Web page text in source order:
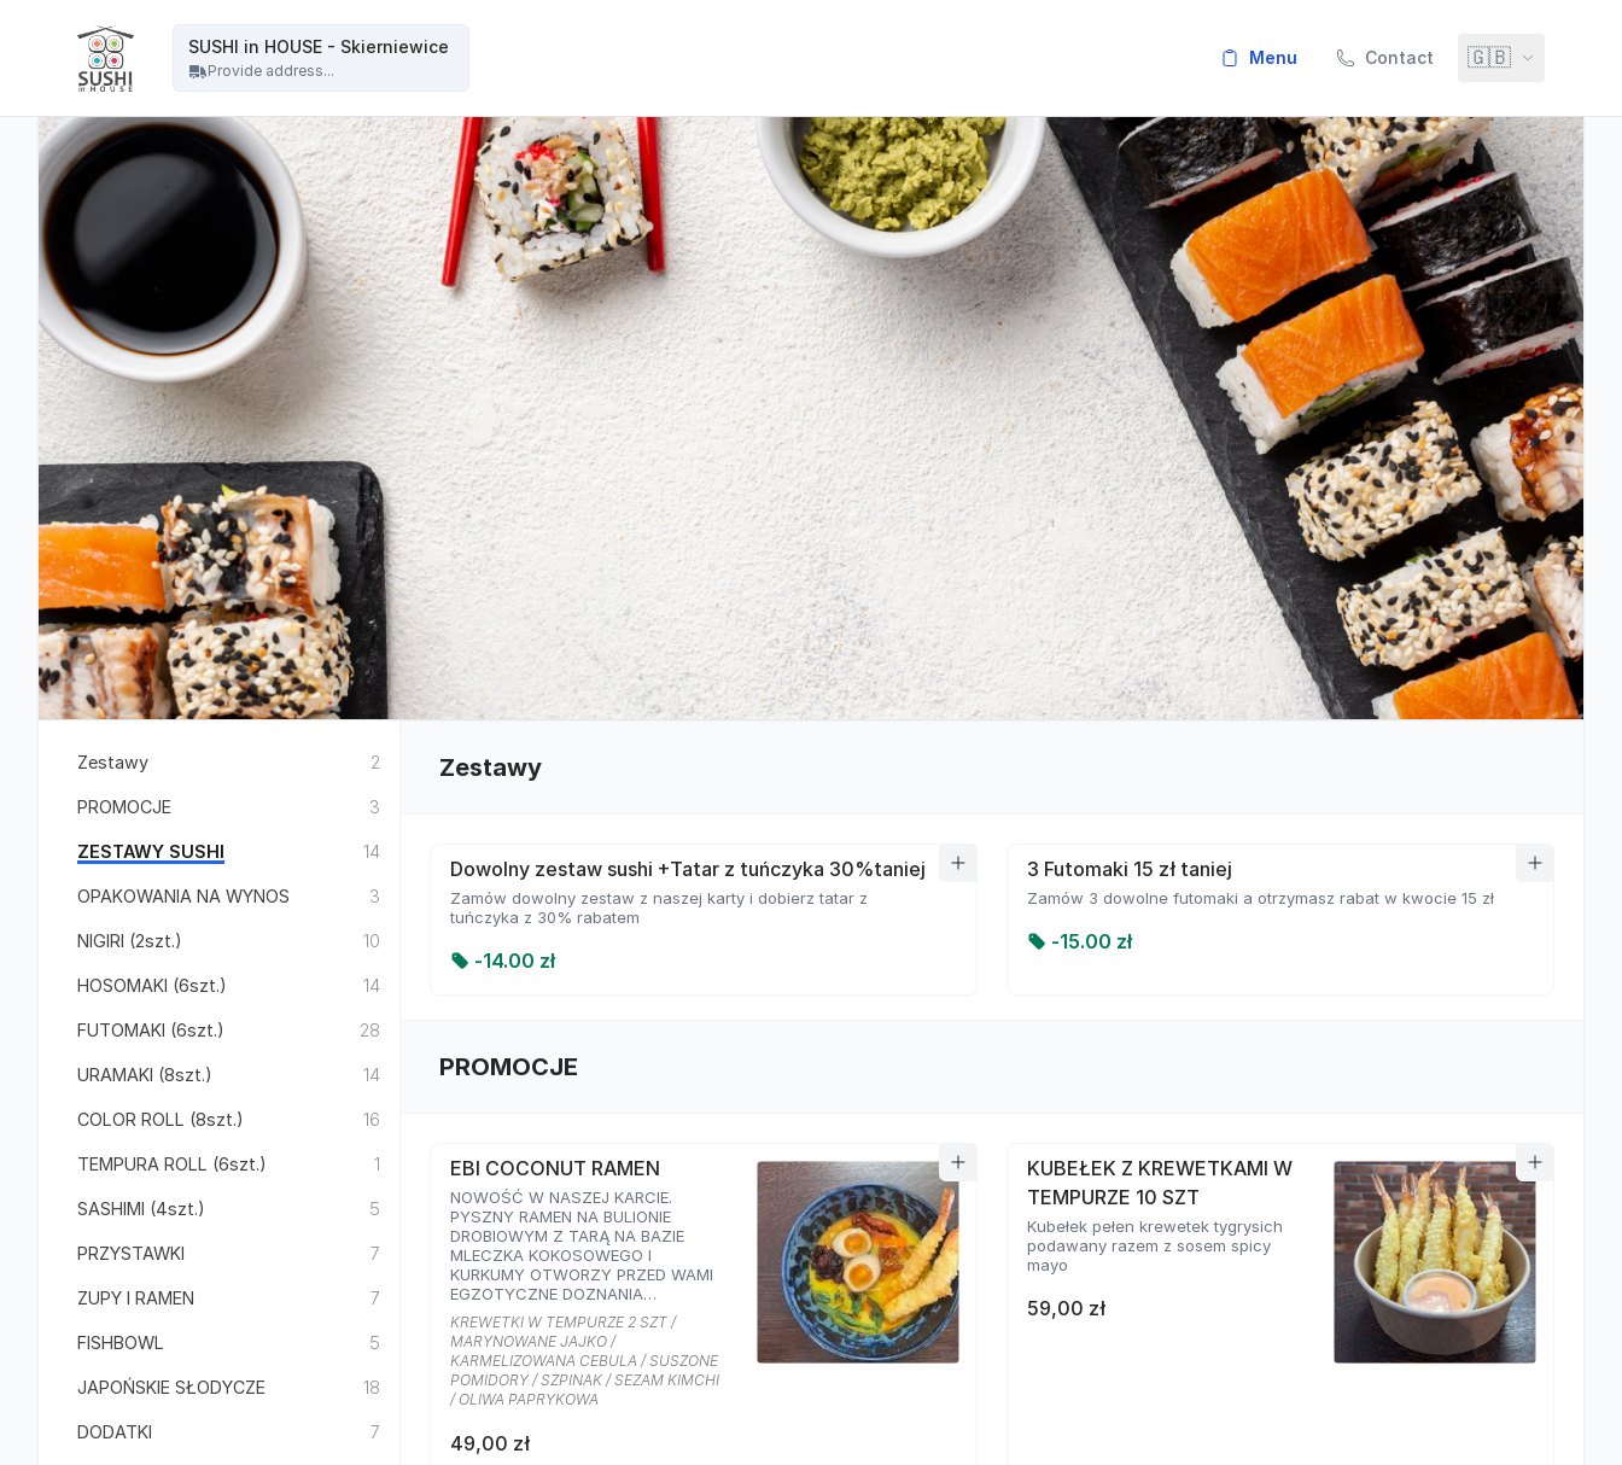
SUSHI in HOUSE - Skierniewice
Provide address...
menu Contact 🇬🇧
Zestawy 2
PROMOCJE 3
ZESTAWY SUSHI 14
OPAKOWANIA NA WYNOS 3
NIGIRI (2szt.) 10
HOSOMAKI (6szt.) 14
FUTOMAKI (6szt.) 28
URAMAKI (8szt.) 14
COLOR ROLL (8szt.) 16
TEMPURA ROLL (6szt.) 1
SASHIMI (4szt.) 5
PRZYSTAWKI 7
ZUPY I RAMEN 7
FISHBOWL 5
JAPOŃSKIE SŁODYCZE 18
DODATKI 7
Zestawy
Dowolny zestaw sushi +Tatar z tuńczyka 30%taniej
Zamów dowolny zestaw z naszej karty i dobierz tatar z
tuńczyka z 30% rabatem
-14.00 zł
3 Futomaki 15 zł taniej
Zamów 3 dowolne futomaki a otrzymasz rabat w kwocie 15 zł
-15.00 zł
PROMOCJE
EBI COCONUT RAMEN
NOWOŚĆ W NASZEJ KARCIE.
PYSZNY RAMEN NA BULIONIE
DROBIOWYM Z TARĄ NA BAZIE
MLECZKA KOKOSOWEGO I
KURKUMY OTWORZY PRZED WAMI
EGZOTYCZNE DOZNANIA
KULINARNE. PODAWANY Z
KREWETKAMI I MARYNOWANYM
JAJKIEM ORAZ KARMELIZOWANĄ
CEBULKĄ, SZPINAKIEM,
SUSZONYMI POMIDORAMI ORAZ
SEZAMEM O SMAKU KIMCHI I
KREWETKI W TEMPURZE 2 SZT /
MARYNOWANE JAJKO /
KARMELIZOWANA CEBULA / SUSZONE
POMIDORY / SZPINAK / SEZAM KIMCHI
/ OLIWA PAPRYKOWA
49,00 zł
KUBEŁEK Z KREWETKAMI W
TEMPURZE 10 SZT
Kubełek pełen krewetek tygrysich
podawany razem z sosem spicy
mayo
59,00 zł